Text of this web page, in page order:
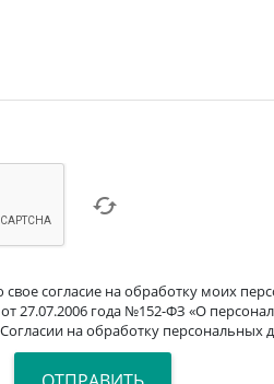
согласие на обработку моих
27.07.2006 года №152-ФЗ «О
на обработку персональных